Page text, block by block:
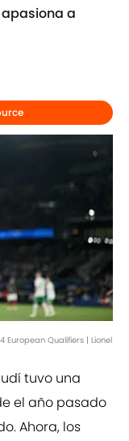
apasiona a
European Qualifiers | Lionel
tuvo una
el año pasado
Ahora, los